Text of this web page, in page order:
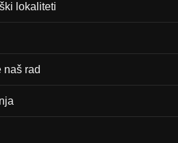
lokaliteti
naš rad